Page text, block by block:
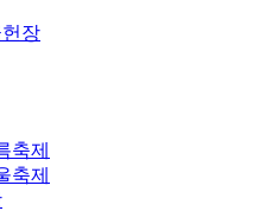
장
축제
축제